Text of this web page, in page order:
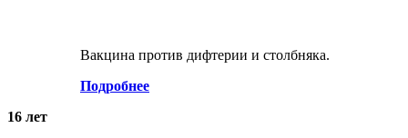
Вакцина против дифтерии и столбняка.
Подробнее
16 лет